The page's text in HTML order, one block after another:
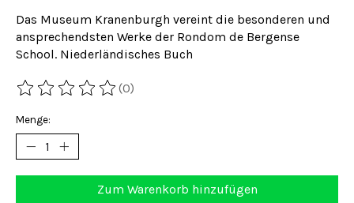
Das Museum Kranenburgh vereint die besonderen und
ansprechendsten Werke der Rondom de Bergense
School. Niederländisches Buch
Die Bewertung dieses Produkts ist
(0)
Menge:
Zum Warenkorb hinzufügen